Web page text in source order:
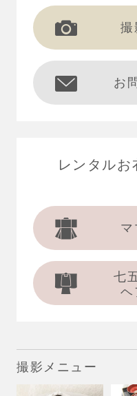
撮
お
レンタルお
マ
七
ヘ
撮影メニュー